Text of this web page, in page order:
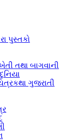
પુસ્તકો
તથા બાગવાની
ગુજરાતી